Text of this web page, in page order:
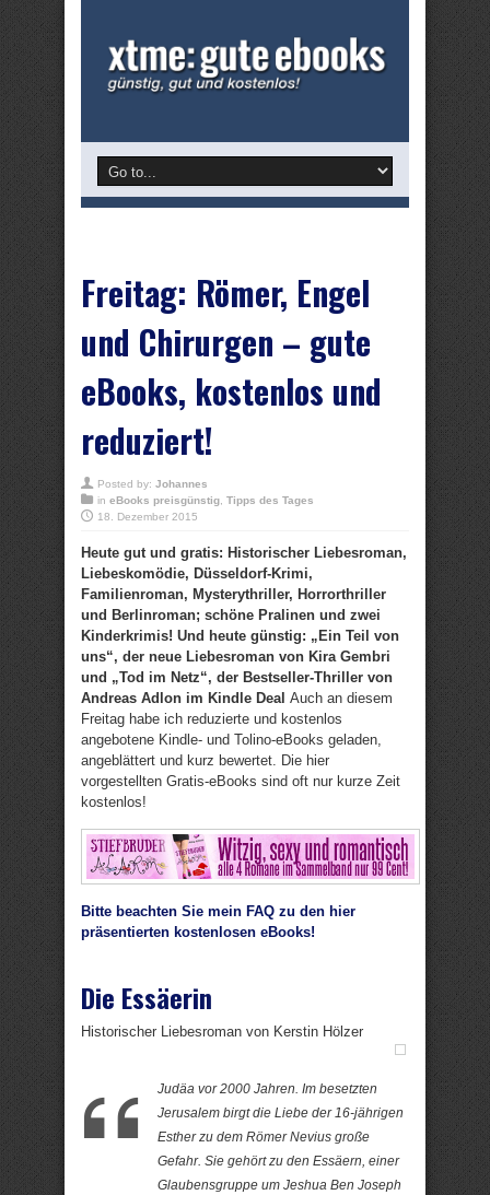
Freitag: Römer, Engel
und Chirurgen – gute
eBooks, kostenlos und
reduziert!
Posted by: Johannes
in eBooks preisgünstig Tipps des Tages
18. Dezember 2015
Heute gut und gratis: Historischer Liebesroman,
Liebeskomödie, Düsseldorf-Krimi,
Familienroman, Mysterythriller, Horrorthriller
und Berlinroman; schöne Pralinen und zwei
Kinderkrimis! Und heute günstig: „Ein Teil von
uns“, der neue Liebesroman von Kira Gembri
und „Tod im Netz“, der Bestseller-Thriller von
Andreas Adlon im Kindle Deal Auch an diesem
Freitag habe ich reduzierte und kostenlos
angebotene Kindle- und Tolino-eBooks geladen,
angeblättert und kurz bewertet. Die hier
vorgestellten Gratis-eBooks sind oft nur kurze Zeit
kostenlos!
Bitte beachten Sie mein FAQ zu den hier
präsentierten kostenlosen eBooks!
Die Essäerin
Historischer Liebesroman von Kerstin Hölzer
Judäa vor 2000 Jahren. Im besetzten
Jerusalem birgt die Liebe der 16-jährigen
Esther zu dem Römer Nevius große
Gefahr. Sie gehört zu den Essäern, einer
Glaubensgruppe um Jeshua Ben Joseph